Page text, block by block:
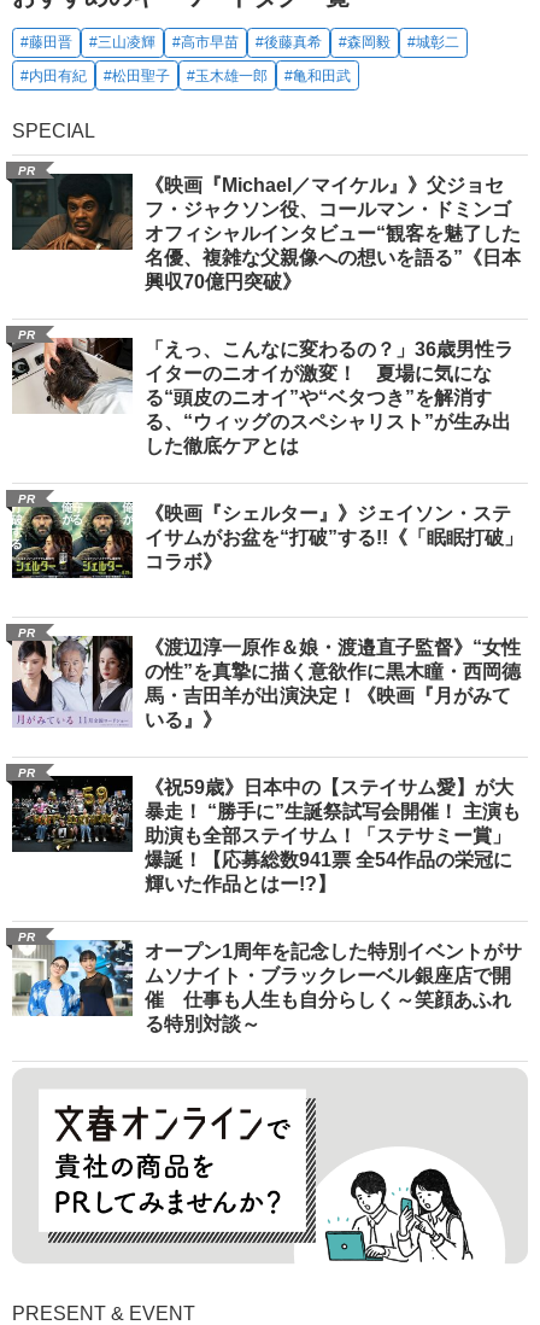
#藤田晋 #三山凌輝 #高市早苗 #後藤真希 #森岡毅
#城彰二
#内田有紀
#松田聖子 #玉木雄一郎 #亀和田武
SPECIAL
PR
《映画『Michael／マイケル』》父ジョセ
フ・ジャクソン役、コールマン・ドミンゴ
オフィシャルインタビュー“観客を魅了した
名優、複雑な父親像への想いを語る”《日本
興収70億円突破》
PR
「えっ、こんなに変わるの？」36歳男性ラ
イターのニオイが激変！ 夏場に気にな
る“頭皮のニオイ”や“ベタつき”を解消す
る、“ウィッグのスペシャリスト”が生み出
した徹底ケアとは
PR
《映画『シェルター』》ジェイソン・ステ
イサムがお盆を“打破”する!!《「眠眠打破」
コラボ》
PR
《渡辺淳一原作＆娘・渡邉直子監督》“女性
の性”を真摯に描く意欲作に黒木瞳・西岡德
馬・吉田羊が出演決定！《映画『月がみて
いる』》
PR
《祝59歳》日本中の【ステイサム愛】が大
暴走！ “勝手に”生誕祭試写会開催！ 主演も
助演も全部ステイサム！「ステサミー賞」
爆誕！【応募総数941票 全54作品の栄冠に
輝いた作品とはー!?】
PR
オープン1周年を記念した特別イベントがサ
ムソナイト・ブラックレーベル銀座店で開
催 仕事も人生も自分らしく～笑顔あふれ
る特別対談～
PRESENT & EVENT